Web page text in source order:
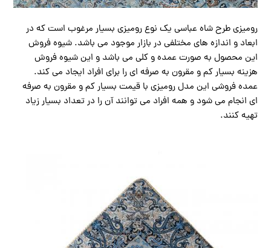
رومیزی طرح شاه عباسی یک نوع رومیزی بسیار مرغوب است که در
ابعاد و اندازه های مختلفی در بازار موجود می باشد. شیوه فروش
این محصول به صورت عمده و کلی می باشد و این شیوه فروش
هزینه بسیار کم و مقرون به صرفه ای را برای افراد ایجاد می کند.
عمده فروشی این مدل رومیزی با قیمت بسیار کم و مقرون به صرفه
ای انجام می شود و همه افراد می توانند آن را در تعداد بسیار زیاد
تهیه کنند.